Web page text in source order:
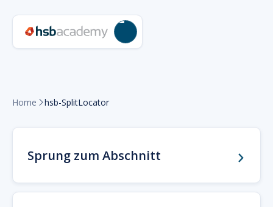
Home hsb-SplitLocator
Sprung zum Abschnitt